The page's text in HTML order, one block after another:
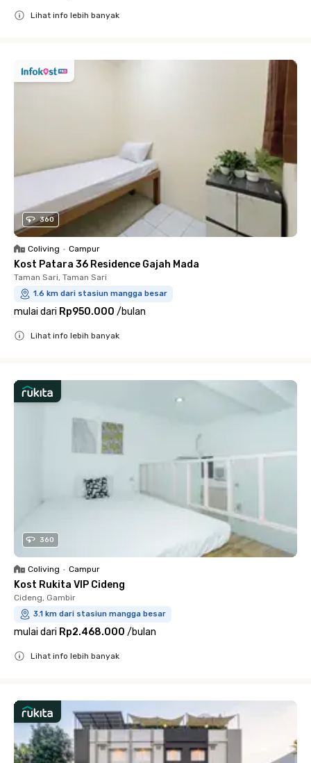
Lihat info lebih banyak
360
Coliving • Campur
Kost Patara 36 Residence Gajah Mada
Taman Sari, Taman Sari
1.6 km dari stasiun mangga besar
mulai dari Rp950.000 /bulan
Lihat info lebih banyak
360
Coliving • Campur
Kost Rukita VIP Cideng
Cideng, Gambir
3.1 km dari stasiun mangga besar
mulai dari Rp2.468.000 /bulan
Lihat info lebih banyak